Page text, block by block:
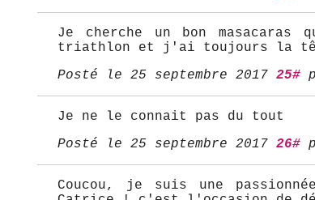
Je cherche un bon
triathlon et j'ai toujours la
Posté le 25 septembre 2017 25#
Je ne le connait pas du tout
Posté le 25 septembre 2017 26#
Coucou, je suis une